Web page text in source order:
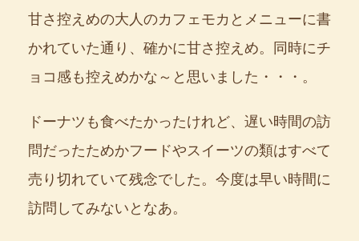
甘さ控えめの大人のカフェモカとメニューに書
かれていた通り、確かに甘さ控えめ。同時にチ
ョコ感も控えめかな～と思いました・・・。
ドーナツも食べたかったけれど、遅い時間の訪
問だったためかフードやスイーツの類はすべて
売り切れていて残念でした。今度は早い時間に
訪問してみないとなあ。